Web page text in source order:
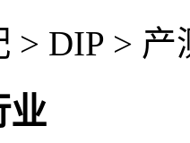
> DIP > 产
业